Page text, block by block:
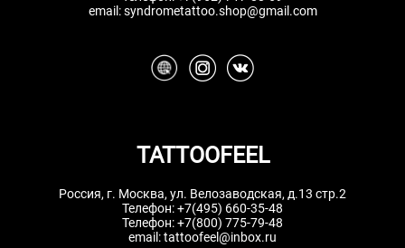
email:syndrometattoo.shop@gmail.com
TATTOOFEEL
Россия, г. Москва, ул. Велозаводская, д.13 стр.2
Телефон:+7(495) 660-35-48
Телефон:+7(800) 775-79-48
email:tattoofeel@inbox.ru